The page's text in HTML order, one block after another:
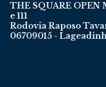
THE SQUARE OPEN
e 111
Rodovia Raposo
06709015 -